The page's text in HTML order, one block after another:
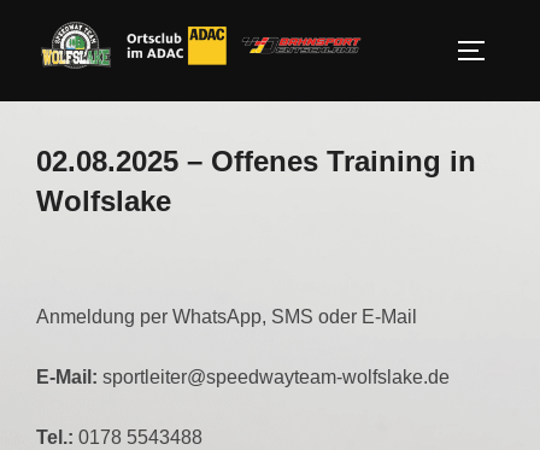
Inhalt
02.08.2025 – Offenes Training in
Wolfslake
Anmeldung per WhatsApp, SMS oder E-Mail
E-Mail: sportleiter@speedwayteam-wolfslake.de
Tel.: 0178 5543488